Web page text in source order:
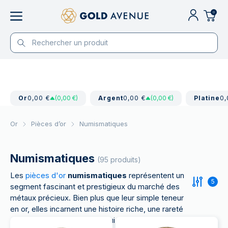
0
Or0,00 € (0,00 €) Argent0,00 € (0,00 €) Platine
Or Pièces d’or Numismatiques
Numismatiques (95 produits)
Les pièces d'or numismatiques représentent un
segment fascinant et prestigieux du marché des
métaux précieux. Bien plus que leur simple teneur
en or, elles incarnent une histoire riche, une rareté
exceptionnelle et un attrait qui dépasse leur seule
5